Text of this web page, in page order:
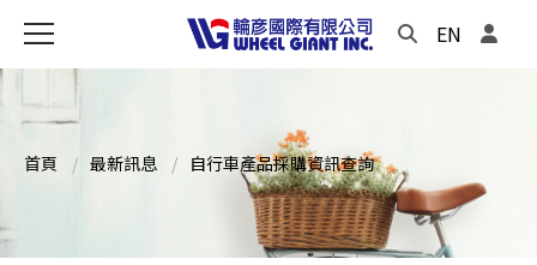
EN
首頁 最新訊息 自行車產品採購資訊查詢